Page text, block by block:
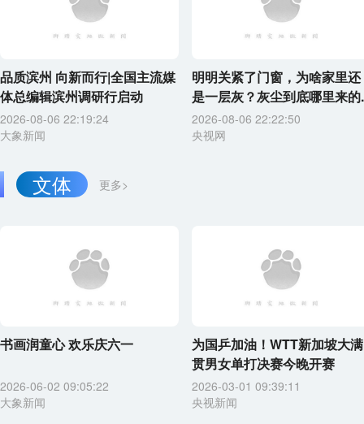
品质滨州 向新而行|全国主流媒
体总编辑滨州调研行启动
2026-08-06 22:19:24
大象新闻
明明关紧了门窗，为啥家里还
是一层灰？灰尘到底哪里来的
2026-08-06 22:22:50
央视网
更多>
文体
书画润童心 欢乐庆六一
2026-06-02 09:05:22
大象新闻
为国乒加油！WTT新加坡大满
贯男女单打决赛今晚开赛
2026-03-01 09:39:11
央视新闻